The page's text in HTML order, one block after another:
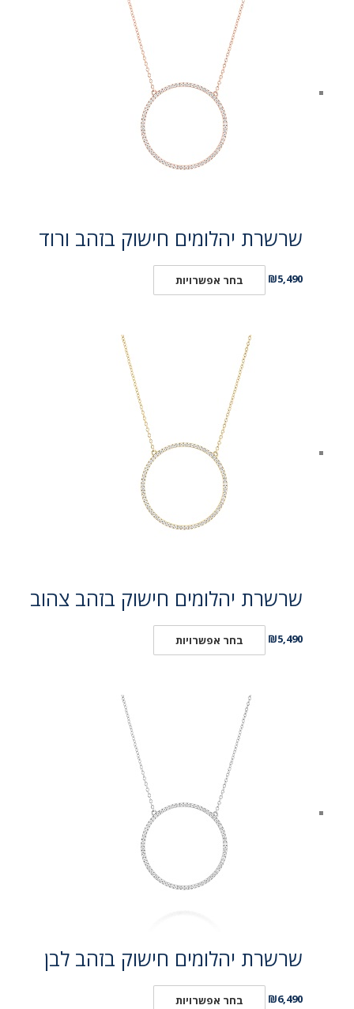
שרשרת יהלומים חישוק בזהב ורוד
₪5,490 בחר אפשרויות
שרשרת יהלומים חישוק בזהב צהוב
₪5,490 בחר אפשרויות
שרשרת יהלומים חישוק בזהב לבן
₪6,490 בחר אפשרויות